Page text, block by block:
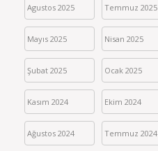
Agustos 2025 Temmuz 2025
Mayıs 2025 Nisan 2025
Şubat 2025 Ocak 2025
Kasım 2024 Ekim 2024
Ağustos 2024 Temmuz 2024